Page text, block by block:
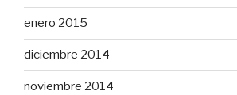
enero 2015
diciembre 2014
noviembre 2014